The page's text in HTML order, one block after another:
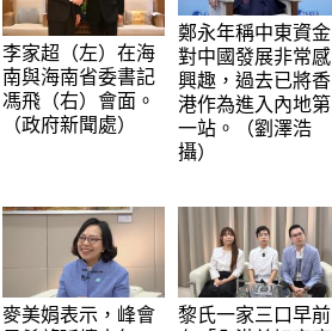
李家超（左）在海
南與海南省委書記
馮飛（右）會面。
（政府新聞處）
鄭永年稱中東資金
對中國發展非常感
興趣，過去已將香
港作為進入內地第
一站。（劉澤浩
攝）
麥美娟表示，峰會
黎氏一家三口早前